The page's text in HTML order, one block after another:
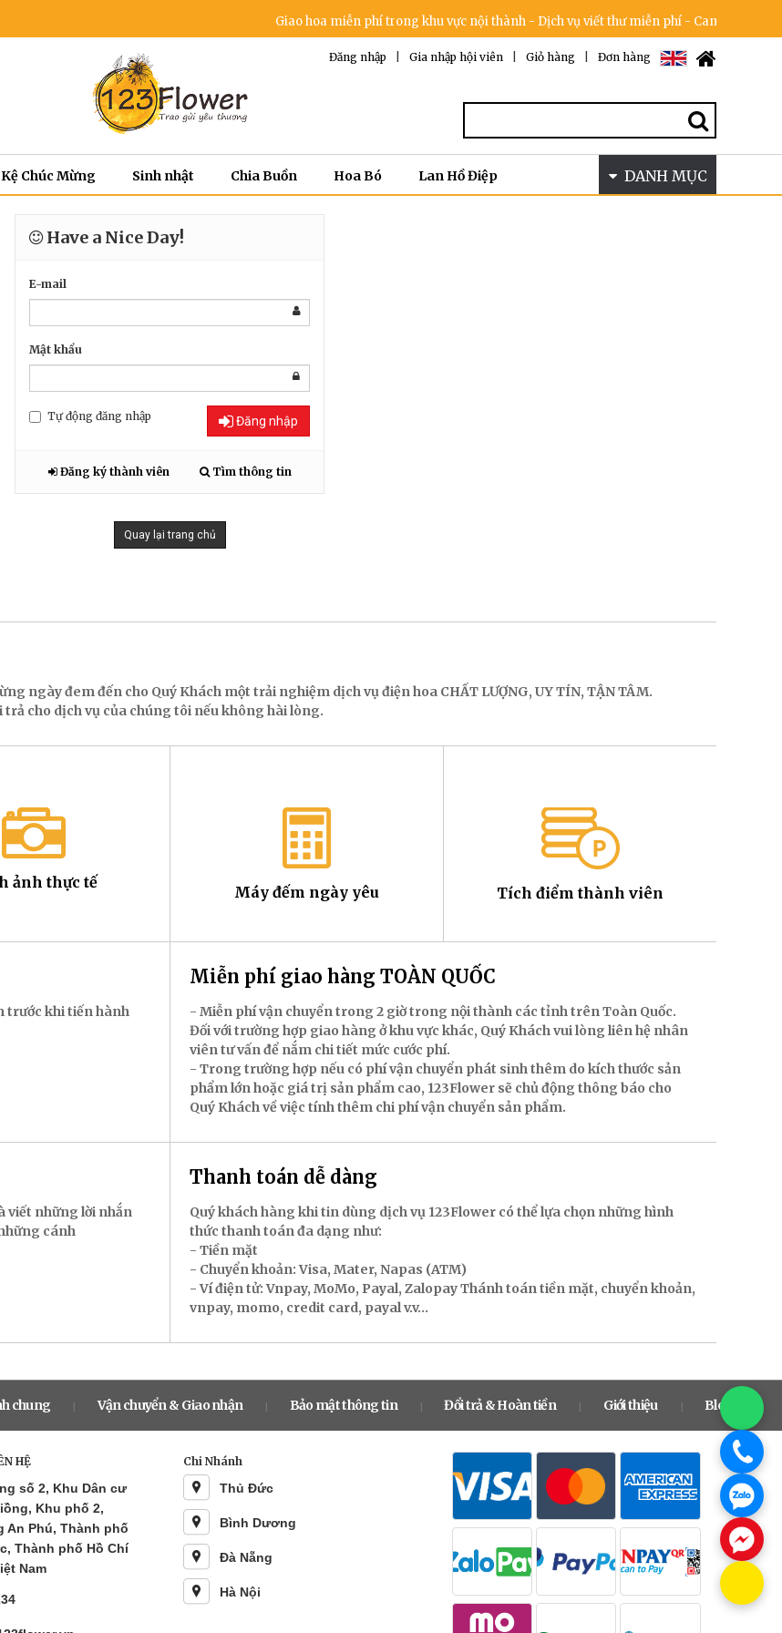
Giao hoa miễn phí trong khu vực nội thành - Dịch vụ viết thư miễn phí - Cam kết không
Đơn hàng
Giỏ hàng
Gia nhập hội viên
Đăng nhập
Kệ Chúc Mừng Sinh nhật Chia Buồn Hoa Bó Lan Hồ Điệp DANH MỤC
Have a Nice Day!
E-mail
Mật khẩu
Tự động đăng nhập Đăng nhập
Đăng ký thành viên Tìm thông tin
Quay lại trang chủ
ngày đem đến cho Quý Khách một trải nghiệm dịch vụ điện hoa CHẤT LƯỢNG, UY TÍN, TẬN TÂM.
trả cho dịch vụ của chúng tôi nếu không hài lòng.
ảnh thực tế
Máy đếm ngày yêu Tích điểm thành viên
trước khi tiến hành
Miễn phí giao hàng TOÀN QUỐC
- Miễn phí vận chuyển trong 2 giờ trong nội thành các tỉnh trên Toàn Quốc.
Đối với trường hợp giao hàng ở khu vực khác, Quý Khách vui lòng liên hệ nhân
viên tư vấn để nắm chi tiết mức cước phí.
- Trong trường hợp nếu có phí vận chuyển phát sinh thêm do kích thước sản
phẩm lớn hoặc giá trị sản phẩm cao, 123Flower sẽ chủ động thông báo cho
Quý Khách về việc tính thêm chi phí vận chuyển sản phẩm.
viết những lời nhắn
cánh
Thanh toán dễ dàng
Quý khách hàng khi tin dùng dịch vụ 123Flower có thể lựa chọn những hình
thức thanh toán đa dạng như:
- Tiền mặt
- Chuyển khoản: Visa, Mater, Napas (ATM)
- Ví điện tử: Vnpay, MoMo, Payal, Zalopay Thánh toán tiền mặt, chuyển khoản,
vnpay, momo, credit card, payal v.v...
chung | Vận chuyển & Giao nhận | Bảo mật thông tin | Đổi trả & Hoàn tiền | Giới thiệu Blog
HỆ
số 2, Khu Dân cư
Khu phố 2,
An Phú, Thành phố
Thành phố Hồ Chí
Nam
Chi Nhánh
Thủ Đức
Bình Dương
Đà Nẵng
Hà Nội